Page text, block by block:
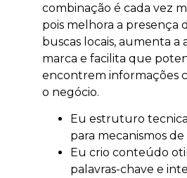
combinação é cada vez
pois melhora a presença
buscas locais, aumenta a
marca e facilita que
encontrem informações
o negócio.
Eu estruturo
para mecanismos de
Eu crio conteúdo
palavras-chave e